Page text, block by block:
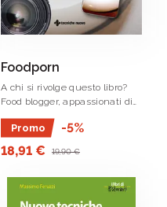
Foodporn
A chi si rivolge questo libro?
Food blogger, appassionati di
foodporn e della fotografia, chef,
gestori di ristoranti o proprietari
di attività artigianali che
abbiano a che fare con il cibo e
Promo
-5%
18,91 €
19,90 €